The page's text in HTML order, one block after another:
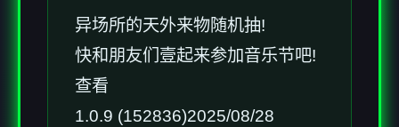
异场所的天外来物随机抽!
快和朋友们壹起来参加音乐节吧!
查看
1.0.9 (152836)2025/08/28